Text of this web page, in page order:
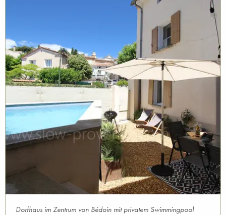
Dorfhaus im Zentrum von Bédoin mit privatem Swimmingpool